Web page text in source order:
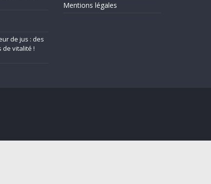
de jus : des
de vitalité !
Mentions légales